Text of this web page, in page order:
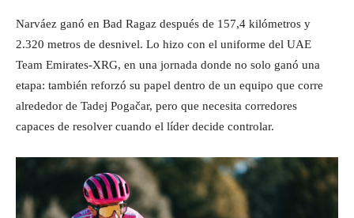
Narváez ganó en Bad Ragaz después de 157,4 kilómetros y
2.320 metros de desnivel. Lo hizo con el uniforme del UAE
Team Emirates-XRG, en una jornada donde no solo ganó una
etapa: también reforzó su papel dentro de un equipo que corre
alrededor de Tadej Pogačar, pero que necesita corredores
capaces de resolver cuando el líder decide controlar.